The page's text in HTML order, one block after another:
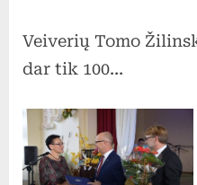
Veiverių Tomo
dar tik 100…